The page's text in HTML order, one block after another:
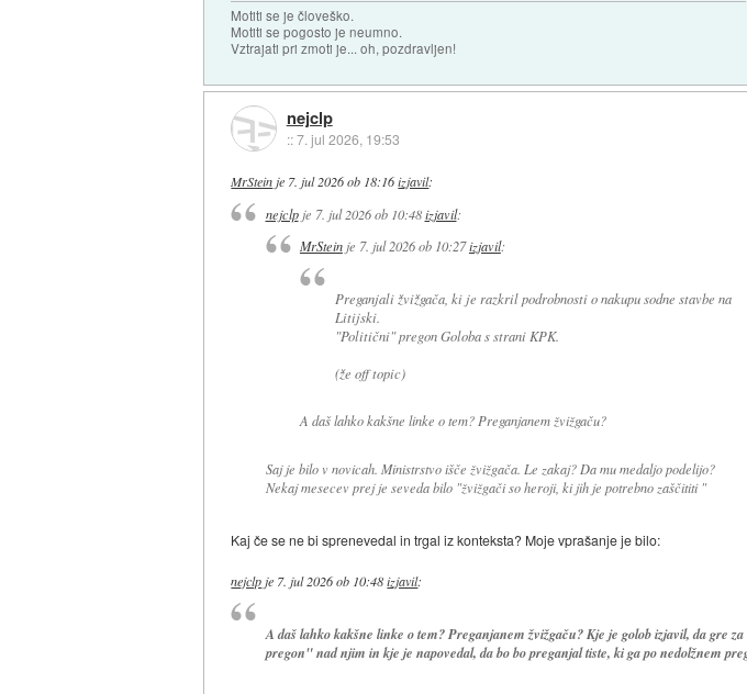
Motiti se je človeško.
Motiti se pogosto je neumno.
Vztrajati pri zmoti je... oh, pozdravljen!
nejclp
::7. jul 2026, 19:53
MrStein je 7. jul 2026 ob 18:16 izjavil:
nejclpje 7. jul 2026 ob 10:48 izjavil:
MrSteinje 7. jul 2026 ob 10:27izjavil:
Preganjali žvižgača, ki je razkril podrobnosti o nakupu sodne stavbe na
Litijski.
"Politični" pregon Goloba s strani KPK.
(že off topic)
A daš lahko kakšne linke o tem? Preganjanem žvižgaču?
Saj je bilo v novicah. Ministrstvo išče žvižgača. Le zakaj? Da mu medaljo podelijo?
Nekaj mesecev prej je seveda bilo "žvižgači so heroji, ki jih je potrebno zaščititi "
Kaj če se ne bi sprenevedal in trgal iz konteksta? Moje vprašanje je bilo:
nejclp je 7. jul 2026 ob 10:48 izjavil:
A daš lahko kakšne linke o tem? Preganjanem žvižgaču? Kje je golob izjavil, da gre
pregon" nad njim in kje je napovedal, da bo bo preganjal tiste, ki ga po nedolžnem